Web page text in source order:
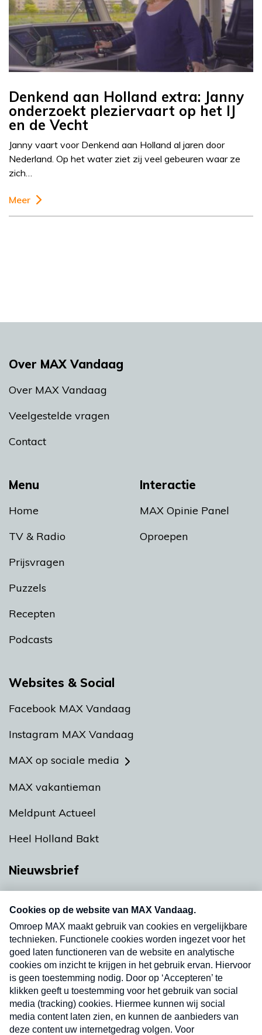
Denkend aan Holland extra: Janny
onderzoekt pleziervaart op het IJ
en de Vecht
Janny vaart voor Denkend aan Holland al jaren door
Nederland. Op het water ziet zij veel gebeuren waar ze
zich…
Meer
Menu
Home
TV & Radio
Prijsvragen
Puzzels
Recepten
Podcasts
Interactie
MAX Opinie Panel
Oproepen
Over MAX Vandaag
Over MAX Vandaag
Veelgestelde vragen
Contact
Websites & Social
Facebook MAX Vandaag
Instagram MAX Vandaag
MAX op sociale media
MAX vakantieman
Meldpunt Actueel
Heel Holland Bakt
Nieuwsbrief
nieuwsbrief. Elke vrijdag- en dinsdagochtend in
uw mailbox.
Verzend